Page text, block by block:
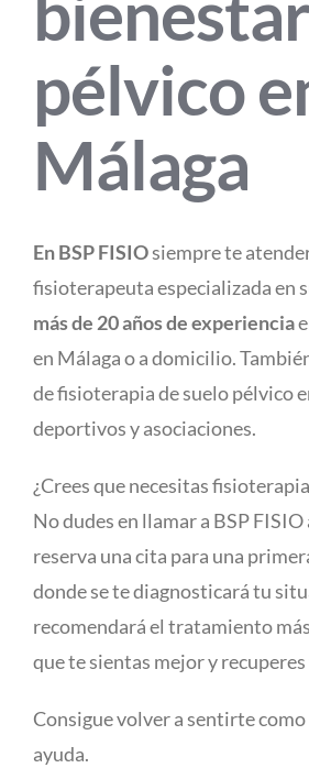
pélvico
Málaga
En BSP FISIOsiempre te
fisioterapeuta especializada en
más de 20 años de experiencia
en Málaga o a domicilio.
de fisioterapia de suelo pélvico
deportivos y asociaciones.
¿Crees que necesitas
No dudes en llamar a BSP
reserva una cita para una
donde se te diagnosticará tu
recomendará el tratamiento
que te sientas mejor y
Consigue volver a sentirte
ayuda.